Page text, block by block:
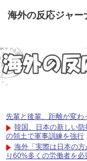
海外の反応ジャー
先輩と後輩、距離が変わ
韓国、日本の新しい
の領土で軍事訓練を強行
海外「実際は日本の
り60%多くの労働者を必